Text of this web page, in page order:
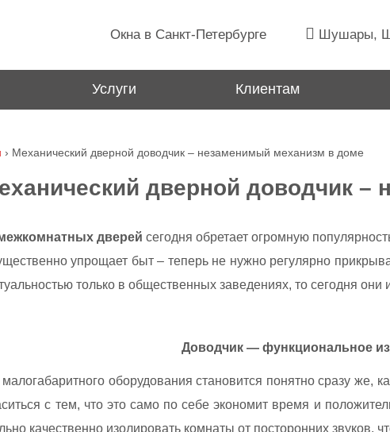
Окна в Санкт-Петербурге Шушары,
Услуги Клиентам
› Механический дверной доводчик – незаменимый механизм в доме
дверной доводчик
дверей сегодня обретает огромную
упрощает быт – теперь не нужно регулярно
только в общественных заведениях, то сегодня
Доводчик — функциональное
оборудования становится понятно сразу же,
с тем, что это само по себе экономит время и
качественно изолировать комнаты от посторонних звуков,